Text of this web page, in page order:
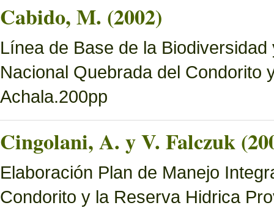
Cabido, M. (2002)
Línea de Base de la
Nacional Quebrada del Condorito
Achala.200pp
Cingolani, A. y V. Falczuk
Elaboración Plan de Manejo
Condorito y la Reserva Hidrica